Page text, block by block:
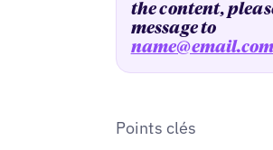
the content,
message to
Points clés